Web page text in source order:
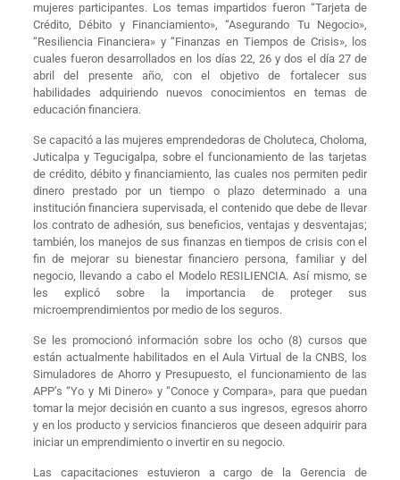
mujeres participantes. Los temas impartidos fueron “Tarjeta de
Crédito, Débito y Financiamiento», “Asegurando Tu Negocio»,
“Resiliencia Financiera» y “Finanzas en Tiempos de Crisis», los
cuales fueron desarrollados en los días 22, 26 y dos el día 27 de
abril del presente año, con el objetivo de fortalecer sus
habilidades adquiriendo nuevos conocimientos en temas de
educación financiera.
Se capacitó a las mujeres emprendedoras de Choluteca, Choloma,
Juticalpa y Tegucigalpa, sobre el funcionamiento de las tarjetas
de crédito, débito y financiamiento, las cuales nos permiten pedir
dinero prestado por un tiempo o plazo determinado a una
institución financiera supervisada, el contenido que debe de llevar
los contrato de adhesión, sus beneficios, ventajas y desventajas;
también, los manejos de sus finanzas en tiempos de crisis con el
fin de mejorar su bienestar financiero persona, familiar y del
negocio, llevando a cabo el Modelo RESILIENCIA. Así mismo, se
les explicó sobre la importancia de proteger sus
microemprendimientos por medio de los seguros.
Se les promocionó información sobre los ocho (8) cursos que
están actualmente habilitados en el Aula Virtual de la CNBS, los
Simuladores de Ahorro y Presupuesto, el funcionamiento de las
APP’s “Yo y Mi Dinero» y “Conoce y Compara», para que puedan
tomar la mejor decisión en cuanto a sus ingresos, egresos ahorro
y en los producto y servicios financieros que deseen adquirir para
iniciar un emprendimiento o invertir en su negocio.
Las capacitaciones estuvieron a cargo de la Gerencia de